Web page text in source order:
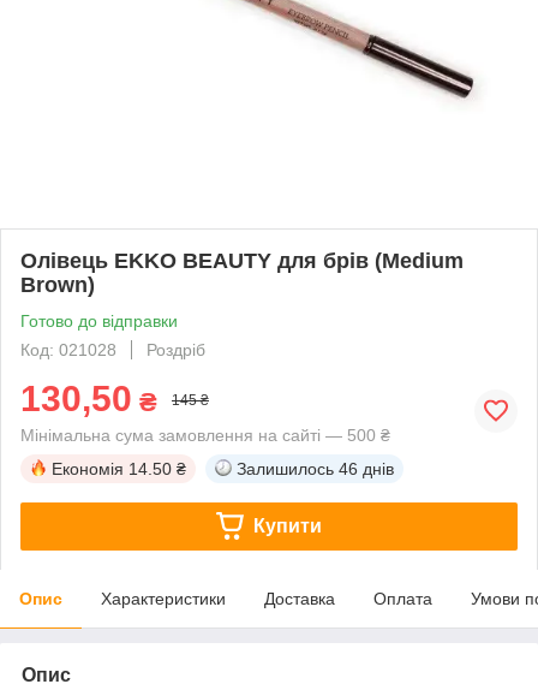
Олівець EKKO BEAUTY для брів (Medium
Brown)
Готово до відправки
Код: 021028
Роздріб
130,50 ₴ 145 ₴
Мінімальна сума замовлення на сайті — 500 ₴
Економія 14.50 ₴ Залишилось 46 днів
Купити
Опис Характеристики Доставка Оплата Умови
Опис